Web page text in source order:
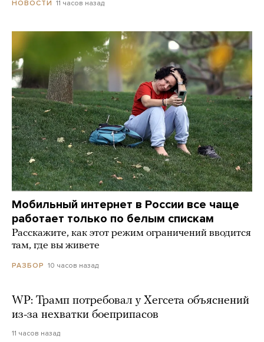
НОВОСТИ 11 часов назад
Мобильный интернет в России все чаще
работает только по белым спискам
Расскажите, как этот режим ограничений вводится
там, где вы живете
РАЗБОР 10 часов назад
WP: Трамп потребовал у Хегсета объяснений
из-за нехватки боеприпасов
11 часов назад